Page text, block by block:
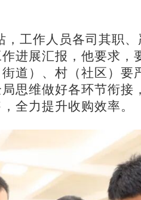
工作人员各司其职
进展汇报，他要求
道）、村（社区）要
思维做好各环节衔
全力提升收购效率。